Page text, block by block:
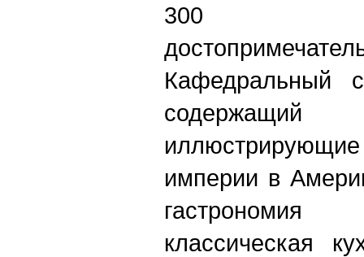
300
Кафедральный
империи в
классическая